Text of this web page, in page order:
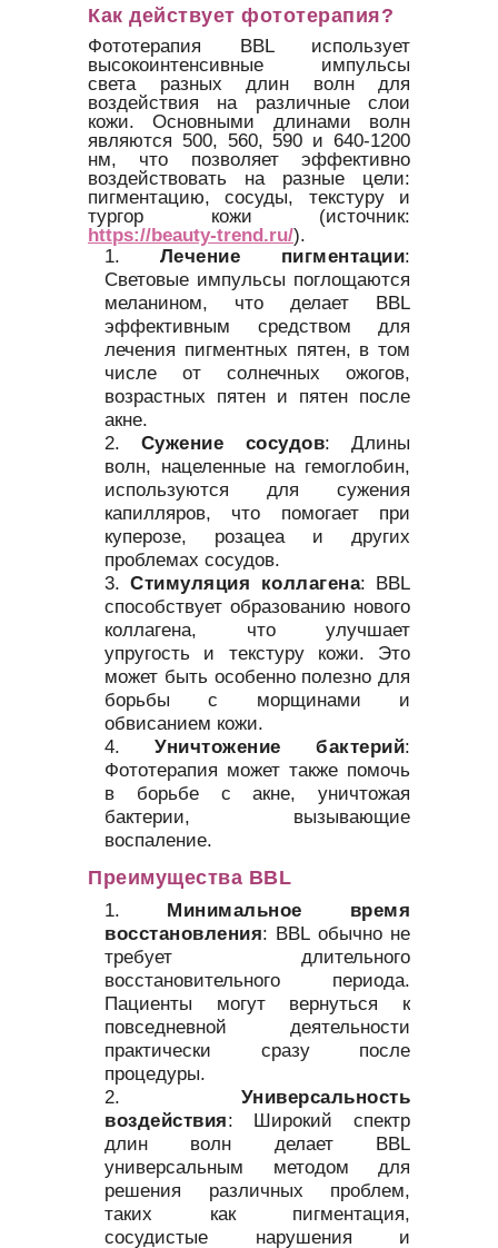
Как действует фототерапия?
Фототерапия BBL использует
высокоинтенсивные импульсы
света разных длин волн для
воздействия на различные слои
кожи. Основными длинами волн
являются 500, 560, 590 и 640-1200
нм, что позволяет эффективно
воздействовать на разные цели:
пигментацию, сосуды, текстуру и
тургор кожи (источник:
https://beauty-trend.ru/).
Лечение пигментации:
Световые импульсы поглощаются
меланином, что делает BBL
эффективным средством для
лечения пигментных пятен, в том
числе от солнечных ожогов,
возрастных пятен и пятен после
акне.
Сужение сосудов: Длины
волн, нацеленные на гемоглобин,
используются для сужения
капилляров, что помогает при
куперозе, розацеа и других
проблемах сосудов.
Стимуляция коллагена: BBL
способствует образованию нового
коллагена, что улучшает
упругость и текстуру кожи. Это
может быть особенно полезно для
борьбы с морщинами и
обвисанием кожи.
Уничтожение бактерий:
Фототерапия может также помочь
в борьбе с акне, уничтожая
бактерии, вызывающие
воспаление.
Преимущества BBL
Минимальное время
восстановления: BBL обычно не
требует длительного
восстановительного периода.
Пациенты могут вернуться к
повседневной деятельности
практически сразу после
процедуры.
Универсальность
воздействия: Широкий спектр
длин волн делает BBL
универсальным методом для
решения различных проблем,
таких как пигментация,
сосудистые нарушения и